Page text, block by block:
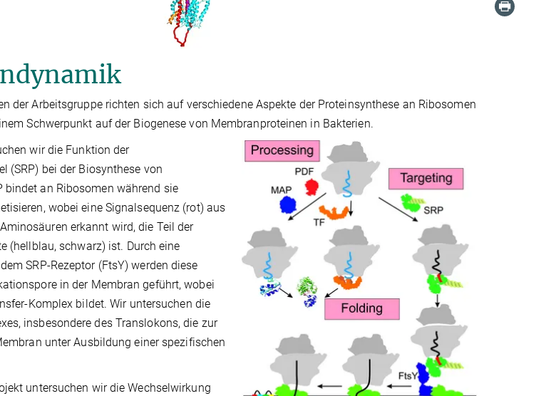
der Arbeitsgruppe richten sich auf verschiedene Aspekte der Proteinsynthese an Ribosomen
Schwerpunkt auf der Biogenese von Membranproteinen in Bakterien.
wir die Funktion der
(SRP) bei der Biosynthese von
bindet an Ribosomen während sie
wobei eine Signalsequenz (rot) aus
erkannt wird, die Teil der
(hellblau, schwarz) ist. Durch eine
SRP-Rezeptor (FtsY) werden diese
in der Membran geführt, wobei
Komplex bildet. Wir untersuchen die
insbesondere des Translokons, die zur
unter Ausbildung einer spezifischen
untersuchen wir die Wechselwirkung